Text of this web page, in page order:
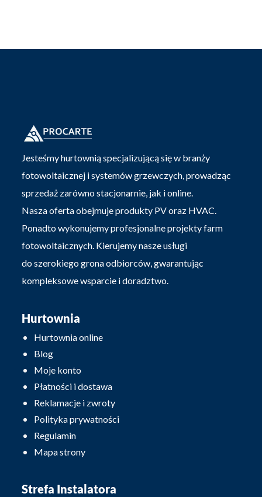
Jesteśmy hurtownią specjalizującą się w branży
fotowoltaicznej i systemów grzewczych, prowadząc
sprzedaż zarówno stacjonarnie, jak i online.
Nasza oferta obejmuje produkty PV oraz HVAC.
Ponadto wykonujemy profesjonalne projekty farm
fotowoltaicznych. Kierujemy nasze usługi
do szerokiego grona odbiorców, gwarantując
kompleksowe wsparcie i doradztwo.
Hurtownia
Hurtownia online
Blog
Moje konto
Płatności i dostawa
Reklamacje i zwroty
Polityka prywatności
Regulamin
Mapa strony
Strefa Instalatora